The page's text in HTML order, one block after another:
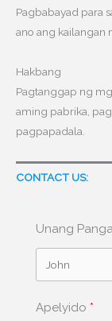
Pagbabayad para
ano ang kailangan
Hakbang
Pagtanggap ng
aming pabrika,
pagpapadala.
CONTACT US:
Unang
Apelyido